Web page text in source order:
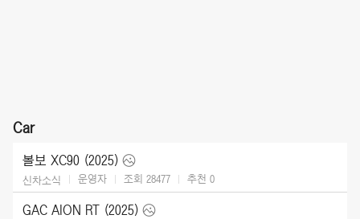
Car
볼보 XC90 (2025)
신차소식 운영자 조회 28477 추천 0
GAC AION RT (2025)